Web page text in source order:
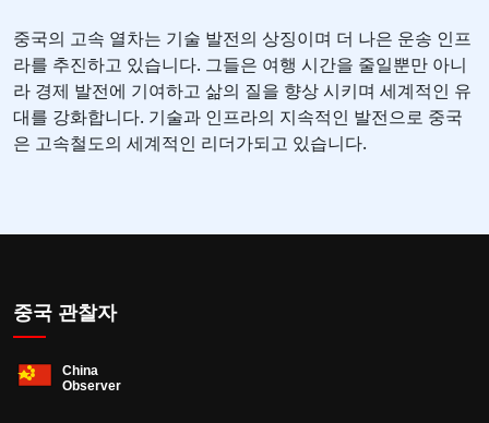
중국의 고속 열차는 기술 발전의 상징이며 더 나은 운송 인프
라를 추진하고 있습니다. 그들은 여행 시간을 줄일뿐만 아니
라 경제 발전에 기여하고 삶의 질을 향상 시키며 세계적인 유
대를 강화합니다. 기술과 인프라의 지속적인 발전으로 중국
은 고속철도의 세계적인 리더가되고 있습니다.
중국 관찰자